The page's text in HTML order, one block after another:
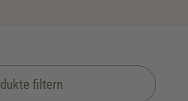
filtern